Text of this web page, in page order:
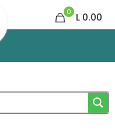
0 L 0.00